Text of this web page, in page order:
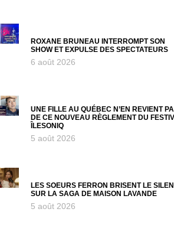
ROXANE BRUNEAU INTERROMPT SON
SHOW ET EXPULSE DES SPECTATEURS
6 août 2026
UNE FILLE AU QUÉBEC N’EN REVIENT
DE CE NOUVEAU RÈGLEMENT DU
ÎLESONIQ
5 août 2026
LES SOEURS FERRON BRISENT LE
SUR LA SAGA DE MAISON LAVANDE
5 août 2026